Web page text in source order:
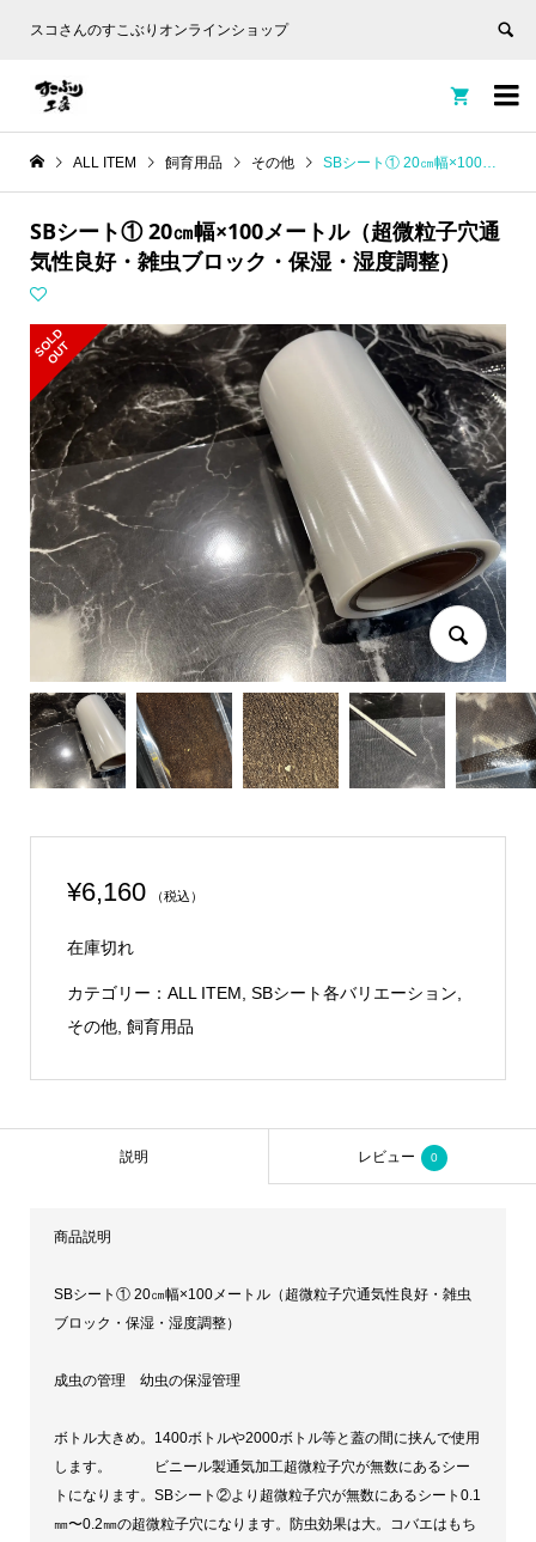
スコさんのすこぶりオンラインショップ


ALL ITEM 飼育用品 その他 SBシート① 20㎝幅×100メートル（超微粒子穴通気性良好・雑虫ブロック・保湿・湿度調整）
SBシート① 20㎝幅×100メートル（超微粒子穴通
気性良好・雑虫ブロック・保湿・湿度調整）
S
O
L
D
O
U
T
¥6,160 （税込）
在庫切れ
カテゴリー： ALL ITEM SBシート各バリエーション
その他, 飼育用品
説明 レビュー 0
商品説明
SBシート① 20㎝幅×100メートル（超微粒子穴通気性良好・雑虫
ブロック・保湿・湿度調整）
成虫の管理 幼虫の保湿管理
ボトル大きめ。1400ボトルや2000ボトル等と蓋の間に挟んで使用
します。 ビニール製通気加工超微粒子穴が無数にあるシー
トになります。SBシート②より超微粒子穴が無数にあるシート0.1
㎜〜0.2㎜の超微粒子穴になります。防虫効果は大。コバエはもち